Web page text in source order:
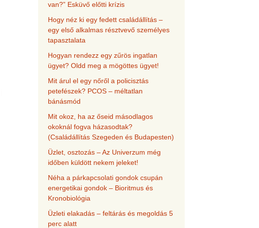
van?” Esküvő előtti krízis
Hogy néz ki egy fedett családállítás –
egy első alkalmas résztvevő személyes
tapasztalata
Hogyan rendezz egy zűrös ingatlan
ügyet? Oldd meg a mögöttes ügyet!
Mit árul el egy nőről a policisztás
petefészek? PCOS – méltatlan
bánásmód
Mit okoz, ha az őseid másodlagos
okoknál fogva házasodtak?
(Családállítás Szegeden és Budapesten)
Üzlet, osztozás – Az Univerzum még
időben küldött nekem jeleket!
Néha a párkapcsolati gondok csupán
energetikai gondok – Bioritmus és
Kronobiológia
Üzleti elakadás – feltárás és megoldás 5
perc alatt